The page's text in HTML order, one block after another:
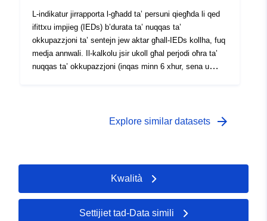
L-indikatur jirrapporta l-għadd ta’ persuni qiegħda li qed
ifittxu impjieg (IEDs) b’durata ta’ nuqqas ta’
okkupazzjoni ta’ sentejn jew aktar għall-IEDs kollha, fuq
medja annwali. Il-kalkolu jsir ukoll għal perjodi oħra ta’
nuqqas ta’ okkupazzjoni (inqas minn 6 xhur, sena u
Explore similar datasets arrow_forward
Kwalità
Settijiet tad-Data simili